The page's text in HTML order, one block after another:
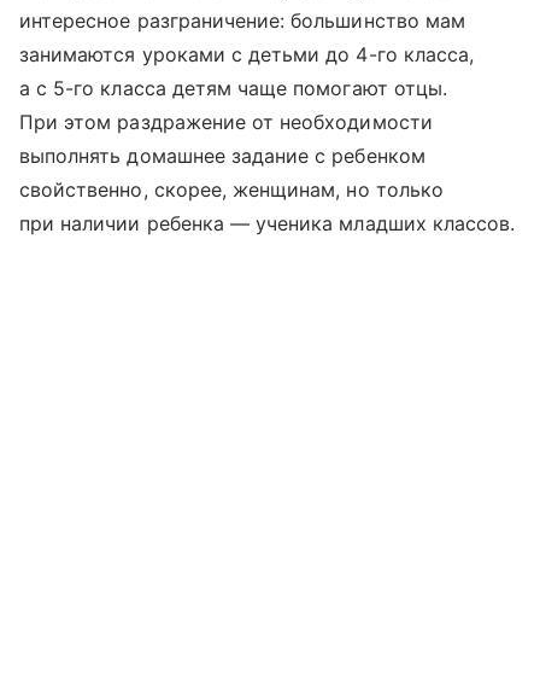
интересное разграничение: большинство мам
занимаются уроками с детьми до 4-го класса,
а с 5-го класса детям чаще помогают отцы.
При этом раздражение от необходимости
выполнять домашнее задание с ребенком
свойственно, скорее, женщинам, но только
при наличии ребенка — ученика младших классов.